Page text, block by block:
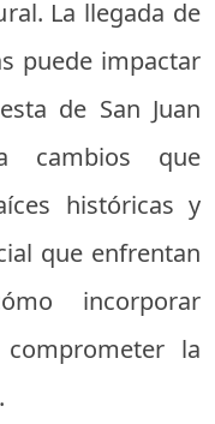
La llegada de
puede impactar
de San Juan
cambios que
históricas y
que enfrentan
incorporar
la